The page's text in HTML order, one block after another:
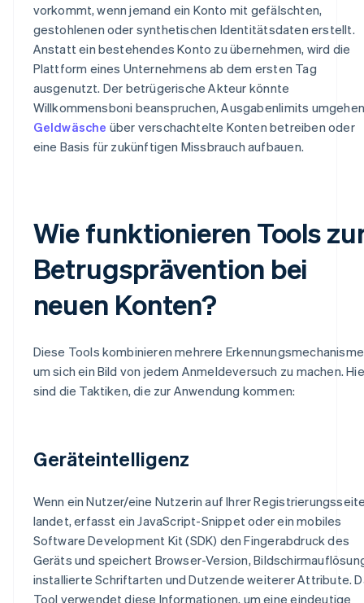
vorkommt, wenn jemand ein Konto mit gefälschten,
gestohlenen oder synthetischen Identitätsdaten erstellt.
Anstatt ein bestehendes Konto zu übernehmen, wird die
Plattform eines Unternehmens ab dem ersten Tag
ausgenutzt. Der betrügerische Akteur könnte
Willkommensboni beanspruchen, Ausgabenlimits
Geldwäsche über verschachtelte Konten betreiben oder
eine Basis für zukünftigen Missbrauch aufbauen.
Wie funktionieren Tools
Betrugsprävention bei
neuen Konten?
Diese Tools kombinieren mehrere
um sich ein Bild von jedem Anmeldeversuch zu machen.
sind die Taktiken, die zur Anwendung kommen:
Geräteintelligenz
Wenn ein Nutzer/eine Nutzerin auf Ihrer
landet, erfasst ein JavaScript-Snippet oder ein mobiles
Software Development Kit (SDK) den Fingerabdruck des
Geräts und speichert Browser-Version,
installierte Schriftarten und Dutzende weiterer Attribute.
Tool verwendet diese Informationen, um eine eindeutige